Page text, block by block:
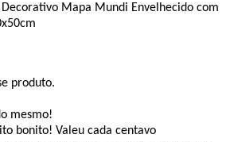
Mapa Mundi Envelhecido com
produto.
mesmo!
bonito! Valeu cada centavo